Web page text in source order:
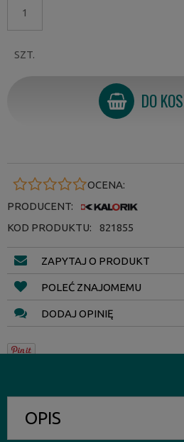
SZT.
DO
OCENA:
PRODUCENT:
KOD PRODUKTU:
821855
ZAPYTAJ O PRODUKT
POLEĆ ZNAJOMEMU
DODAJ OPINIĘ
OPIS